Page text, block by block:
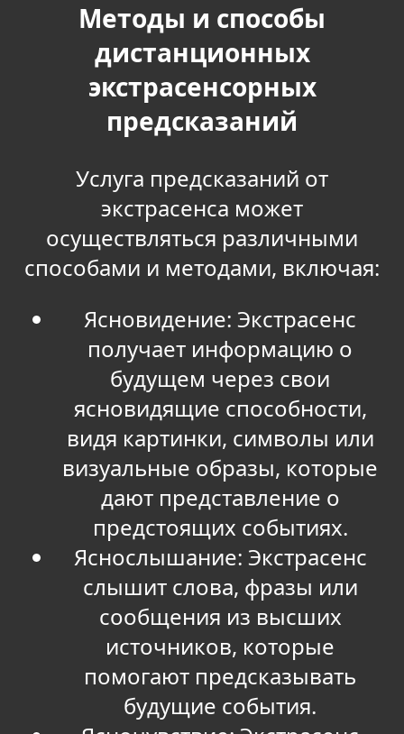
Методы и способы
дистанционных
экстрасенсорных
предсказаний
Услуга предсказаний от
экстрасенса может
осуществляться различными
способами и методами, включая:
Ясновидение: Экстрасенс
получает информацию о
будущем через свои
ясновидящие способности,
видя картинки, символы или
визуальные образы, которые
дают представление о
предстоящих событиях.
Яснослышание: Экстрасенс
слышит слова, фразы или
сообщения из высших
источников, которые
помогают предсказывать
будущие события.